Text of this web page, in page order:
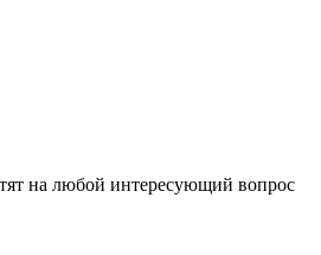
на любой интересующий вопрос